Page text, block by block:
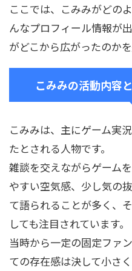
ここでは、こみみがどの
んなプロフィール情報が
がどこから広がったのか
こみみの活動内容
こみみは、主にゲーム実
たとされる人物です。
雑談を交えながらゲーム
やすい空気感、少し気の
て語られることが多く、
しても注目されています。
当時から一定の固定ファ
ての存在感は決して小さ